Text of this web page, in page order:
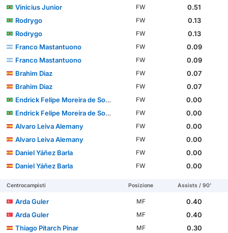
Vinicius Junior
FW
0.51
Rodrygo
FW
0.13
Rodrygo
FW
0.13
Franco Mastantuono
FW
0.09
Franco Mastantuono
FW
0.09
Brahim Diaz
FW
0.07
Brahim Diaz
FW
0.07
Endrick Felipe Moreira de Sousa
FW
0.00
Endrick Felipe Moreira de Sousa
FW
0.00
Alvaro Leiva Alemany
FW
0.00
Alvaro Leiva Alemany
FW
0.00
Daniel Yáñez Barla
FW
0.00
Daniel Yáñez Barla
FW 0.00
Centrocampisti Posizione Assists / 90'
Arda Guler MF
0.40
Arda Guler
MF
0.40
Thiago Pitarch Pinar
MF
0.30